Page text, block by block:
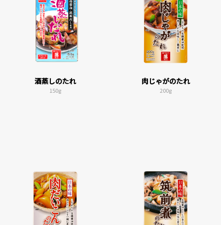
酒蒸しのたれ
150g
肉じゃがのたれ
200g